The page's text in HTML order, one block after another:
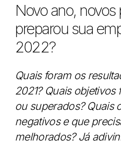
Novo ano, novos
preparou sua
2022?
Quais foram os
2021? Quais
ou superados? Quais
negativos e que
melhorados? Já